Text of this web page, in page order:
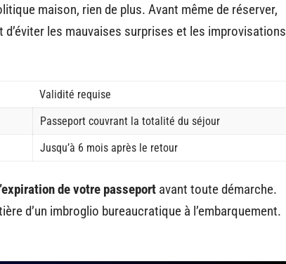
maison, rien de plus. Avant même de réserver,
les mauvaises surprises et les improvisations
Validité requise
Passeport couvrant la totalité du séjour
Jusqu’à 6 mois après le retour
de votre passeport avant toute démarche.
d’un imbroglio bureaucratique à l’embarquement.